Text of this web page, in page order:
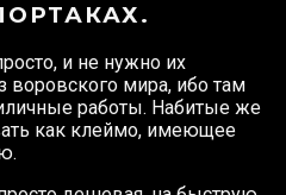
и не нужно их
воровского мира, ибо там
работы. Набитые же
как клеймо, имеющее